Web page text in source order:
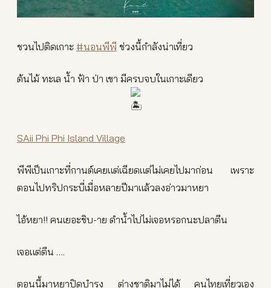
ชวนไปติดเกาะ #นอนพีพี ช่วงนี้กำลังน่าเที่ยว
ต้นไม้ ทะเล น้ำ ฟ้า ป่า เขา มีครบจบในเกาะเดียว
SAii Phi Phi Island Village
พีพีเป็นเกาะที่กานต์เคยแต่เฉียดแต่ไม่เคยไปมาก่อน เพราะ
ตอนไปทริปกระบี่เมื่อหลายปีมาแล้วลงอ่าวมาหยา
ไอ้หยา!! คนเยอะชิบ-าย ดำน้ำไปไม่เจอหรอกนะปลาตีน
เจอแต่ตีน ….
ตอนนี้มาหยาปิดบำรุง ต่างชาติมาไม่ได้ คนไทยเที่ยวเอง